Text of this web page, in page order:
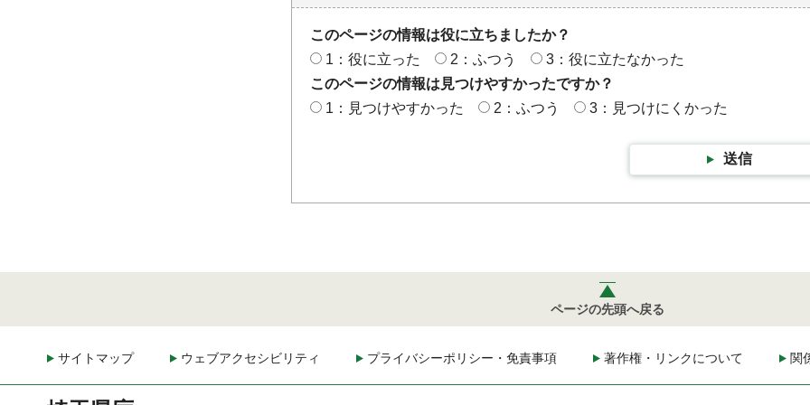
このページの情報は役に立ちましたか？
1：役に立った
2：ふつう
3：役に立たなかった
このページの情報は見つけやすかったですか？
1：見つけやすかった
2：ふつう 3：見つけにくかった
送信
ページの先頭へ戻る
サイトマップ ウェブアクセシビリティ プライバシーポリシー・免責事項 著作権・リンクについて 関